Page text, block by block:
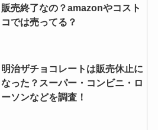
販売終了なの？amazonやコスト
コでは売ってる？
明治ザチョコレートは販売休止に
なった？スーパー・コンビニ・ロ
ーソンなどを調査！